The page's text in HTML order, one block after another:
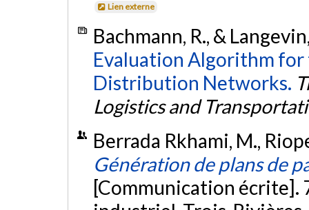
Lien externe
Bachmann, R., &
Evaluation Algorithm for
Distribution Networks.
Logistics and
Berrada Rkhami, M.,
Génération de plans de
[Communication écrite].